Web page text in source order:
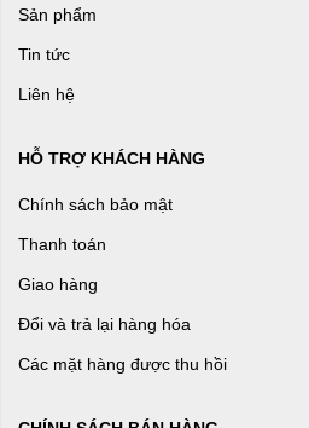
Sản phẩm
Tin tức
Liên hệ
HỖ TRỢ KHÁCH HÀNG
Chính sách bảo mật
Thanh toán
Giao hàng
Đổi và trả lại hàng hóa
Các mặt hàng được thu hồi